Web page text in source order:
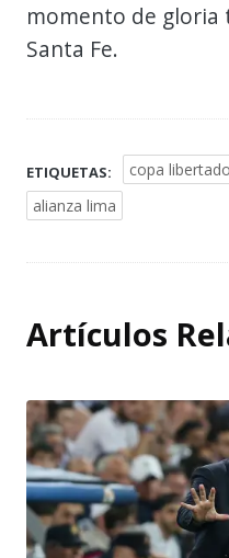
momento de gloria
Santa Fe.
ETIQUETAS: copa
alianza lima
Artículos